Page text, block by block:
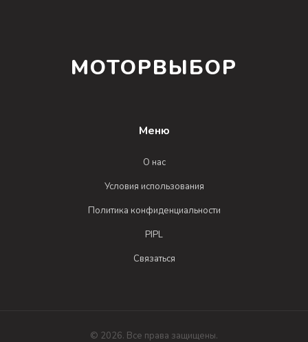
МОТОРВЫБОР
Меню
О нас
Условия использования
Политика конфиденциальности
PIPL
Связаться
© 2026. Все права защищены.